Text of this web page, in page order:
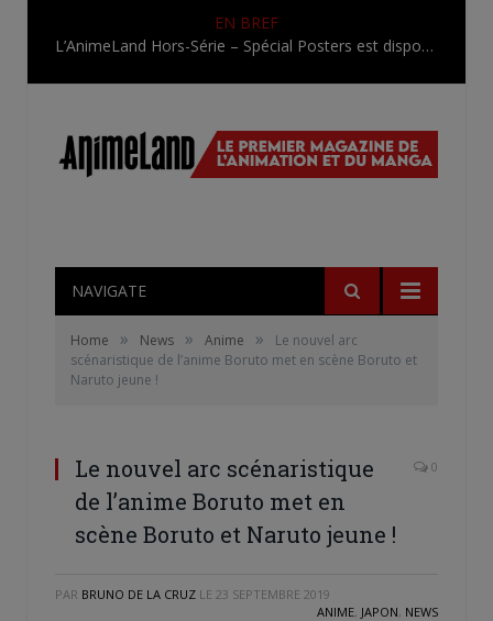
EN BREF
L’AnimeLand Hors-Série – Spécial Posters est disponible !
NAVIGATE
Home » News » Anime »
Le nouvel arc
scénaristique de l’anime Boruto met en scène Boruto et
Naruto jeune !
Le nouvel arc scénaristique
de l’anime Boruto met en
scène Boruto et Naruto jeune !
0
PAR BRUNO DE LA CRUZ LE 23 SEPTEMBRE 2019
ANIME, JAPON, NEWS